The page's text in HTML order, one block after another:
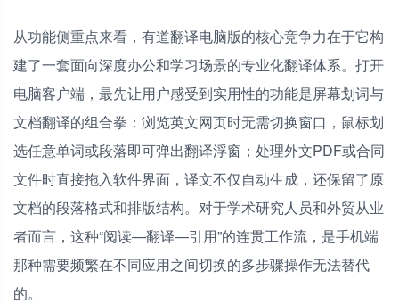
从功能侧重点来看，有道翻译电脑版的核心竞争力在于它构
建了一套面向深度办公和学习场景的专业化翻译体系。打开
电脑客户端，最先让用户感受到实用性的功能是屏幕划词与
文档翻译的组合拳：浏览英文网页时无需切换窗口，鼠标划
选任意单词或段落即可弹出翻译浮窗；处理外文PDF或合同
文件时直接拖入软件界面，译文不仅自动生成，还保留了原
文档的段落格式和排版结构。对于学术研究人员和外贸从业
者而言，这种“阅读—翻译—引用”的连贯工作流，是手机端
那种需要频繁在不同应用之间切换的多步骤操作无法替代
的。